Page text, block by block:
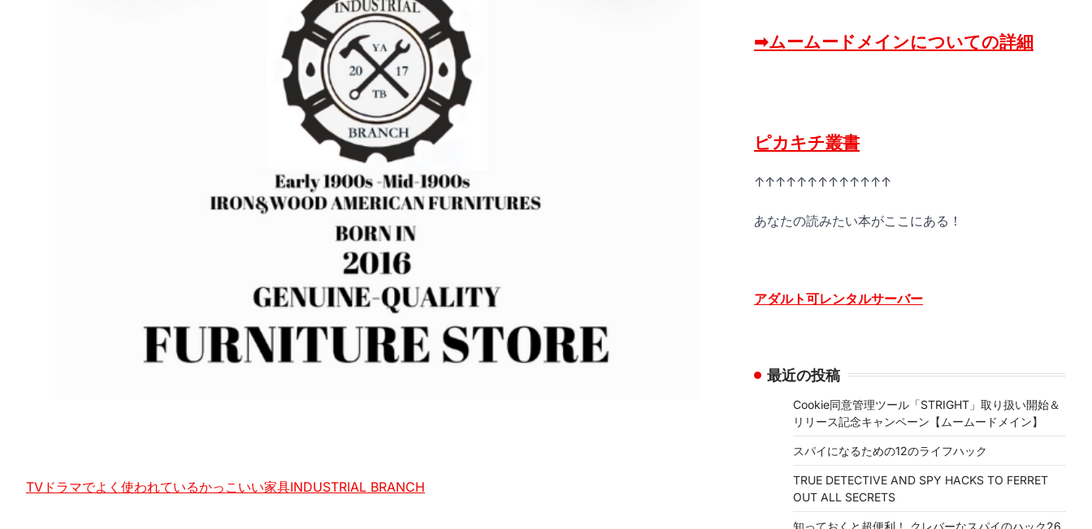
TVドラマでよく使われているかっこいい家具INDUSTRIAL BRANCH
➡ムームードメインについての詳細
ピカキチ叢書
↑↑↑↑↑↑↑↑↑↑↑↑↑
あなたの読みたい本がここにある！
アダルト可レンタルサーバー
最近の投稿
Cookie同意管理ツール「STRIGHT」取り扱い開始＆
リリース記念キャンペーン【ムームードメイン】
スパイになるための12のライフハック
TRUE DETECTIVE AND SPY HACKS TO FERRET
OUT ALL SECRETS
知っておくと超便利！ クレバーなスパイのハック26